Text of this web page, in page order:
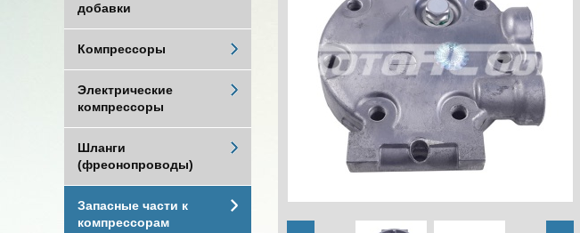
добавки
Компрессоры
Электрические
компрессоры
Шланги
(фреонопроводы)
Запасные части к
компрессорам